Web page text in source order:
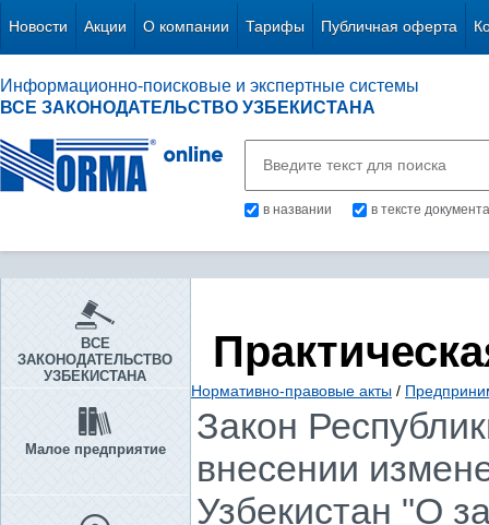
Новости Акции О компании Тарифы Публичная оферта
Информационно-поисковые и экспертные системы
ВСЕ ЗАКОНОДАТЕЛЬСТВО УЗБЕКИСТАНА
в названии в тексте документа
ВСЕ
ЗАКОНОДАТЕЛЬСТВО
УЗБЕКИСТАНА
Малое предприятие
Нормативно-правовые акты /
Закон
внесении
Узбекистан "О